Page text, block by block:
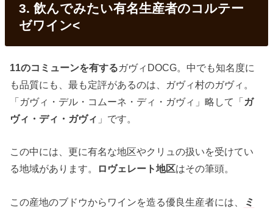
3. 飲んでみたい有名生産者のコルテー
ゼワイン<
11のコミューンを有するガヴィDOCG。中でも知名度に
も品質にも、最も定評があるのは、ガヴィ村のガヴィ。
「ガヴィ・デル・コムーネ・ディ・ガヴィ」略して「ガ
ヴィ・ディ・ガヴィ 」です。
この中には、更に有名な地区やクリュの扱いを受けてい
る地域があります。
ロヴェレート地区はその筆頭。
この産地のブドウからワインを造る優良生産者には、
ミ